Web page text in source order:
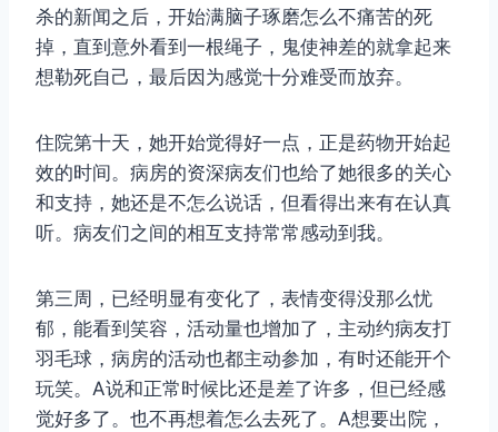
杀的新闻之后，开始满脑子琢磨怎么不痛苦的死
掉，直到意外看到一根绳子，鬼使神差的就拿起来
想勒死自己，最后因为感觉十分难受而放弃。
住院第十天，她开始觉得好一点，正是药物开始起
效的时间。病房的资深病友们也给了她很多的关心
和支持，她还是不怎么说话，但看得出来有在认真
听。病友们之间的相互支持常常感动到我。
第三周，已经明显有变化了，表情变得没那么忧
郁，能看到笑容，活动量也增加了，主动约病友打
羽毛球，病房的活动也都主动参加，有时还能开个
玩笑。A说和正常时候比还是差了许多，但已经感
觉好多了。也不再想着怎么去死了。A想要出院，